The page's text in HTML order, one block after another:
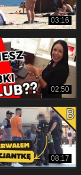
03:16
02:50
08:17